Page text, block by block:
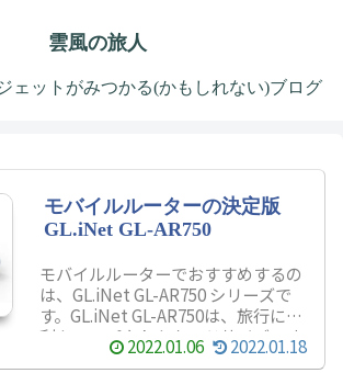
雲風の旅人
ェットがみつかる(かもしれない)ブログ
モバイルルーターの決定版
GL.iNet GL-AR750
モバイルルーターでおすすめするの
は、GL.iNet GL-AR750 シリーズで
す。GL.iNet GL-AR750は、旅行に便
利なコンパクトなカードサイズです
が、充実した機能が搭載されていま
2022.01.06 2022.01.18